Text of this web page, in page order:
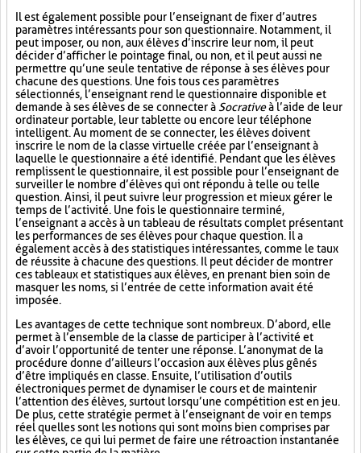
Il est également possible pour l’enseignant de fixer d’autres
paramètres intéressants pour son questionnaire. Notamment, il
peut imposer, ou non, aux élèves d’inscrire leur nom, il peut
décider d’afficher le pointage final, ou non, et il peut aussi ne
permettre qu’une seule tentative de réponse à ses élèves pour
chacune des questions. Une fois tous ces paramètres
sélectionnés, l’enseignant rend le questionnaire disponible et
demande à ses élèves de se connecter à Socrativeà l’aide de leur
ordinateur portable, leur tablette ou encore leur téléphone
intelligent. Au moment de se connecter, les élèves doivent
inscrire le nom de la classe virtuelle créée par l’enseignant à
laquelle le questionnaire a été identifié. Pendant que les élèves
remplissent le questionnaire, il est possible pour l’enseignant de
surveiller le nombre d’élèves qui ont répondu à telle ou telle
question. Ainsi, il peut suivre leur progression et mieux gérer le
temps de l’activité. Une fois le questionnaire terminé,
l’enseignant a accès à un tableau de résultats complet présentant
les performances de ses élèves pour chaque question. Il a
également accès à des statistiques intéressantes, comme le taux
de réussite à chacune des questions. Il peut décider de montrer
ces tableaux et statistiques aux élèves, en prenant bien soin de
masquer les noms, si l’entrée de cette information avait été
imposée.
Les avantages de cette technique sont nombreux. D’abord, elle
permet à l’ensemble de la classe de participer à l’activité et
d’avoir l’opportunité de tenter une réponse. L’anonymat de la
procédure donne d’ailleurs l’occasion aux élèves plus gênés
d’être impliqués en classe. Ensuite, l’utilisation d’outils
électroniques permet de dynamiser le cours et de maintenir
l’attention des élèves, surtout lorsqu’une compétition est en jeu.
De plus, cette stratégie permet à l’enseignant de voir en temps
réel quelles sont les notions qui sont moins bien comprises par
les élèves, ce qui lui permet de faire une rétroaction instantanée